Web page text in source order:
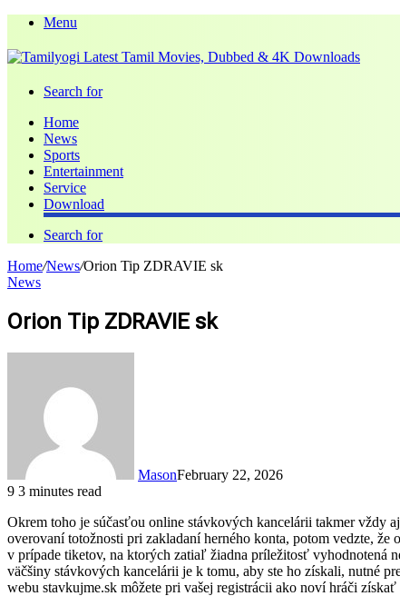
Menu
Search for
Home
News
Sports
Entertainment
Service
Download
Search for
Home/News/Orion Tip ZDRAVIE sk
News
Orion Tip ZDRAVIE sk
MasonFebruary 22, 2026
9 3 minutes read
Okrem toho je súčasťou online stávkových kancelárii takmer vždy
overovaní totožnosti pri zakladaní herného konta, potom vedzte,
v prípade tiketov, na ktorých zatiaľ žiadna príležitosť vyhodnotená
väčšiny stávkových kancelárii je k tomu, aby ste ho získali, nutné
webu stavkujme.sk môžete pri vašej registrácii ako noví hráči